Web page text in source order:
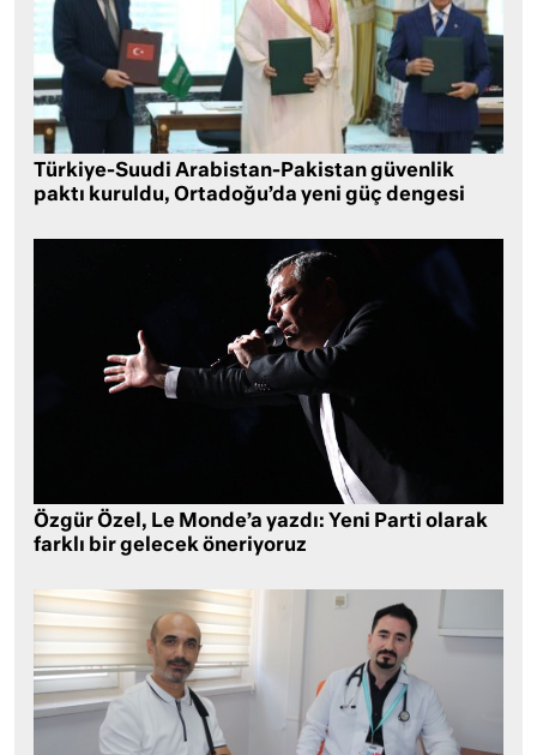
Türkiye-Suudi Arabistan-Pakistan güvenlik
paktı kuruldu, Ortadoğu’da yeni güç dengesi
Özgür Özel, Le Monde’a yazdı: Yeni Parti olarak
farklı bir gelecek öneriyoruz